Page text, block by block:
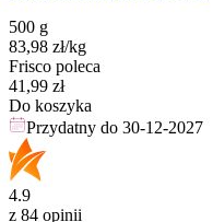
500 g
83,98 zł/kg
Frisco poleca
Cena
41,99 zł
Do koszyka
Przydatny do 30-12-2027
4.9
z 84 opinii